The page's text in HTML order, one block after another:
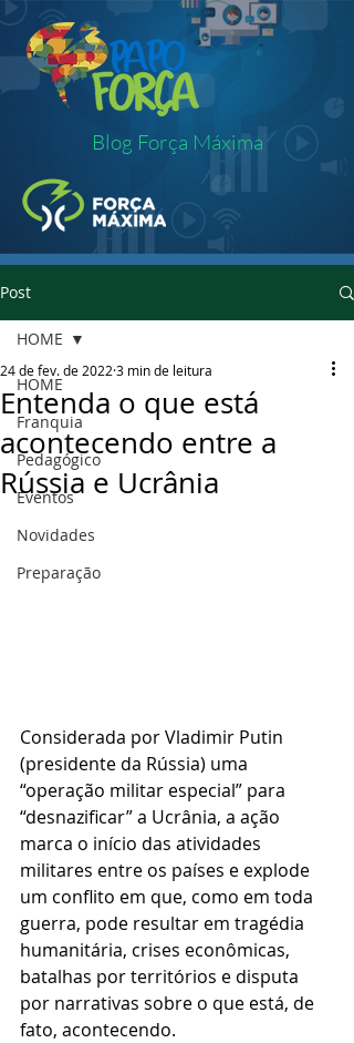
Blog Força Máxima
Post
HOME
Franquia
Pedagógico
Eventos
Novidades
Preparação
HOME
Entenda o que está
acontecendo entre a
Rússia e Ucrânia
24 de fev. de 2022 3 min de leitura
Considerada por Vladimir Putin
(presidente da Rússia) uma
“operação militar especial” para
“desnazificar” a Ucrânia, a ação
marca o início das atividades
militares entre os países e explode
um conflito em que, como em toda
guerra, pode resultar em tragédia
humanitária, crises econômicas,
batalhas por territórios e disputa
por narrativas sobre o que está, de
fato, acontecendo.